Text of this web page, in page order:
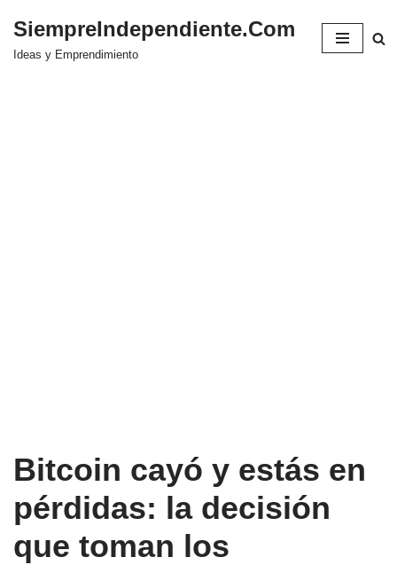
Saltar
SiempreIndependiente.Com
Ideas y Emprendimiento
Bitcoin cayó y estás en
pérdidas: la decisión
que toman los